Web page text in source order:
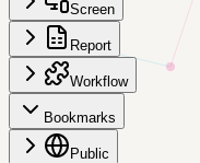
Screen
Report
Workflow
Bookmarks
Public